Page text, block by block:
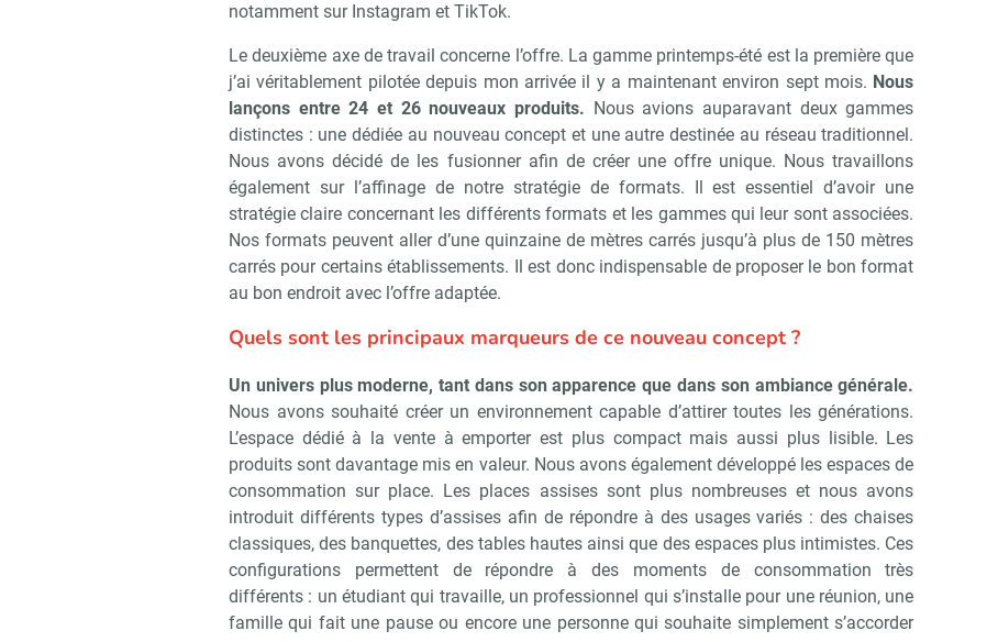
notamment sur Instagram et TikTok.
Le deuxième axe de travail concerne l’offre. La gamme printemps-été est la première que
j’ai véritablement pilotée depuis mon arrivée il y a maintenant environ sept mois. Nous
lançons entre 24 et 26 nouveaux produits. Nous avions auparavant deux gammes
distinctes : une dédiée au nouveau concept et une autre destinée au réseau traditionnel.
Nous avons décidé de les fusionner afin de créer une offre unique. Nous travaillons
également sur l’affinage de notre stratégie de formats. Il est essentiel d’avoir une
stratégie claire concernant les différents formats et les gammes qui leur sont associées.
Nos formats peuvent aller d’une quinzaine de mètres carrés jusqu’à plus de 150 mètres
carrés pour certains établissements. Il est donc indispensable de proposer le bon format
au bon endroit avec l’offre adaptée.
Quels sont les principaux marqueurs de ce nouveau concept ?
Un univers plus moderne, tant dans son apparence que dans son ambiance générale.
Nous avons souhaité créer un environnement capable d’attirer toutes les générations.
L’espace dédié à la vente à emporter est plus compact mais aussi plus lisible. Les
produits sont davantage mis en valeur. Nous avons également développé les espaces de
consommation sur place. Les places assises sont plus nombreuses et nous avons
introduit différents types d’assises afin de répondre à des usages variés : des chaises
classiques, des banquettes, des tables hautes ainsi que des espaces plus intimistes. Ces
configurations permettent de répondre à des moments de consommation très
différents : un étudiant qui travaille, un professionnel qui s’installe pour une réunion, une
famille qui fait une pause ou encore une personne qui souhaite simplement s’accorder
Recevoir Républik Retail Abonnez-vous à notre newsletter
Non merci, je reçois déjà ! Je déciderai plus tard